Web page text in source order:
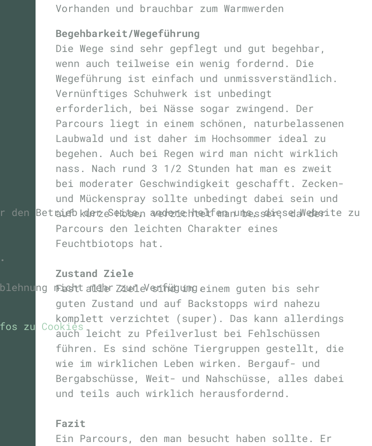
Vorhanden und brauchbar zum Warmwerden
Begehbarkeit/Wegeführung
Die Wege sind sehr gepflegt und gut begehbar,
wenn auch teilweise ein wenig fordernd. Die
Wegeführung ist einfach und unmissverständlich.
Vernünftiges Schuhwerk ist unbedingt
erforderlich, bei Nässe sogar zwingend. Der
Parcours liegt in einem schönen, naturbelassenen
Laubwald und ist daher im Hochsommer ideal zu
begehen. Auch bei Regen wird man nicht wirklich
nass. Nach rund 3 1/2 Stunden hat man es zweit
bei moderater Geschwindigkeit geschafft. Zecken-
und Mückenspray sollte unbedingt dabei sein und
auf kurze Hosen verzichtet man besser, da der
Parcours den leichten Charakter eines
Feuchtbiotops hat.
Zustand Ziele
Fast alle Ziele sind in einem guten bis sehr
guten Zustand und auf Backstopps wird nahezu
komplett verzichtet (super). Das kann allerdings
auch leicht zu Pfeilverlust bei Fehlschüssen
führen. Es sind schöne Tiergruppen gestellt, die
wie im wirklichen Leben wirken. Bergauf- und
Bergabschüsse, Weit- und Nahschüsse, alles dabei
und teils auch wirklich herausfordernd.
Fazit
Ein Parcours, den man besucht haben sollte. Er
Betrieb der Seite, andere helfen uns, diese Website zu
nicht mehr zur Verfügung.
zu Cookies